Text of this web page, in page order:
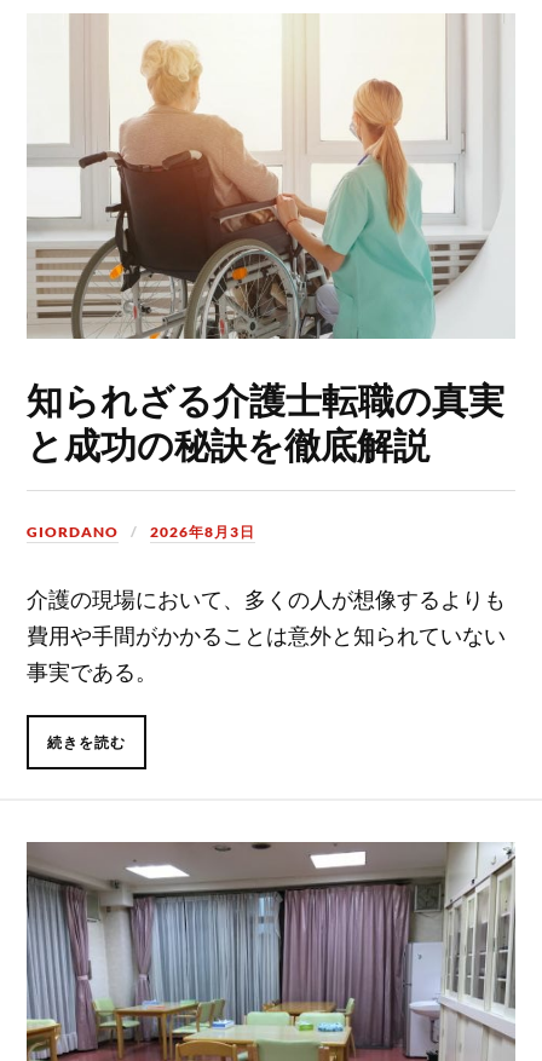
知られざる介護士転職の真実
と成功の秘訣を徹底解説
GIORDANO 2026年8月3日
介護の現場において、多くの人が想像するよりも
費用や手間がかかることは意外と知られていない
事実である。
続きを読む